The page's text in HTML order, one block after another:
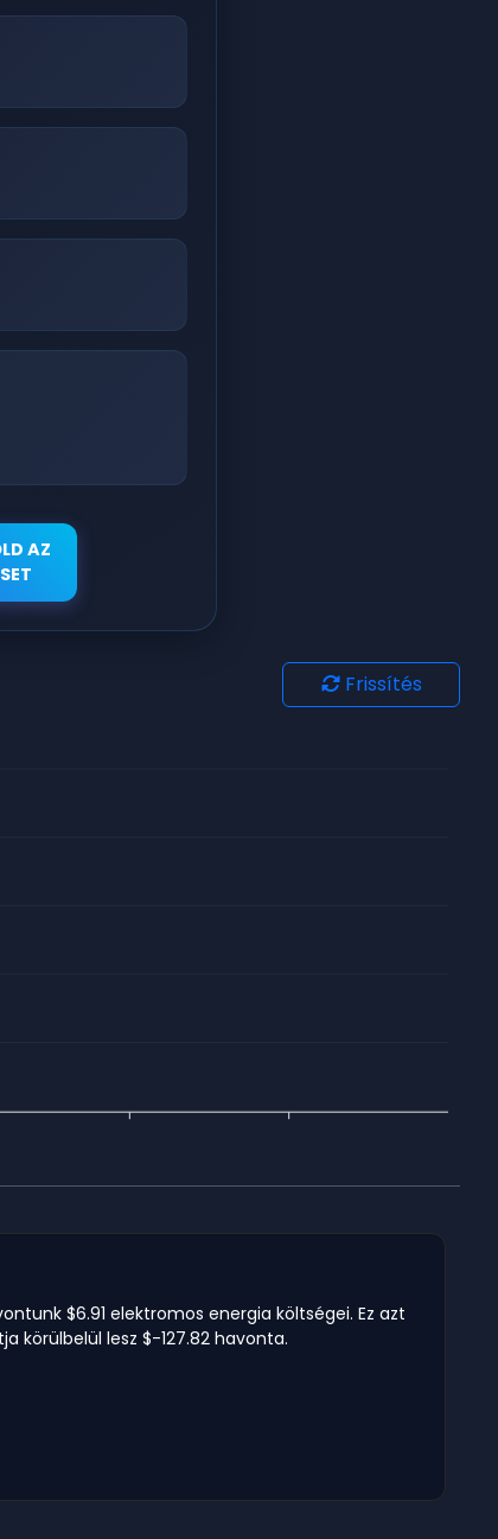
AZ
Frissítés
$6.91 elektromos energia költségei. Ez azt
körülbelül lesz $-127.82 havonta.